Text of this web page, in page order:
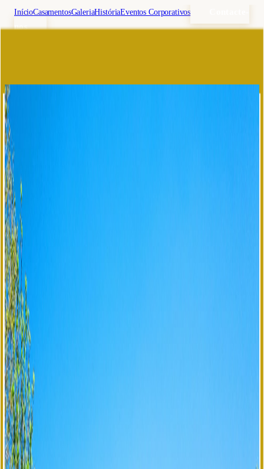
InícioCasamentosGaleriaHistóriaEventos Corporativos
nos